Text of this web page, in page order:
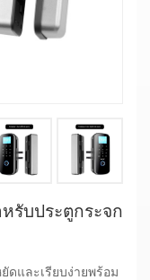
รับประตูกระจก
ดและเรียบง่ายพร้อม